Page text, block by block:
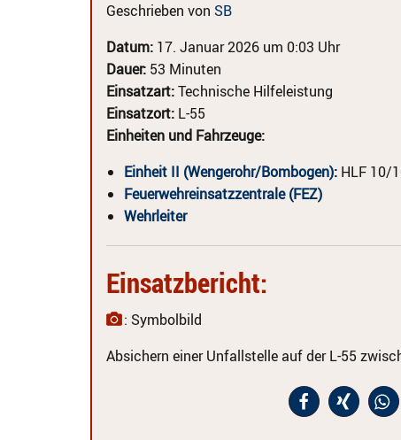
Geschrieben von SB
Datum: 17. Januar 2026 um 0:03 Uhr
Dauer: 53 Minuten
Einsatzart:Technische Hilfeleistung
Einsatzort: L-55
Einheiten und Fahrzeuge:
Einheit II (Wengerohr/Bombogen): HLF 10/
Feuerwehreinsatzzentrale (FEZ)
Wehrleiter
Einsatzbericht:
: Symbolbild
Absichern einer Unfallstelle auf der L-55